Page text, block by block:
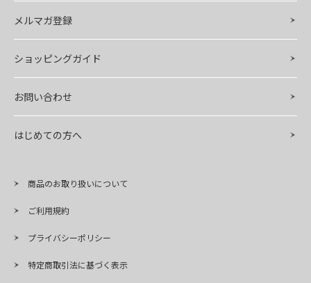
メルマガ登録
ショッピングガイド
お問い合わせ
はじめての方へ
商品のお取り扱いについて
ご利用規約
プライバシーポリシー
特定商取引法に基づく表示